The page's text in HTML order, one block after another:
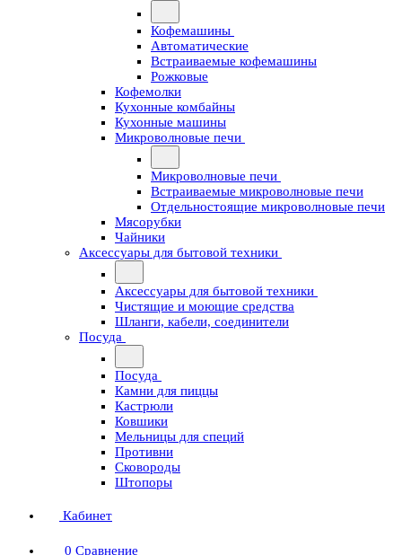
Кофемашины
Автоматические
Встраиваемые кофемашины
Рожковые
Кофемолки
Кухонные комбайны
Кухонные машины
Микроволновые печи
Микроволновые печи
Встраиваемые микроволновые печи
Отдельностоящие микроволновые печи
Мясорубки
Чайники
Аксессуары для бытовой техники
Аксессуары для бытовой техники
Чистящие и моющие средства
Шланги, кабели, соединители
Посуда
Посуда
Камни для пиццы
Кастрюли
Ковшики
Мельницы для специй
Противни
Сковороды
Штопоры
Кабинет
0 Сравнение